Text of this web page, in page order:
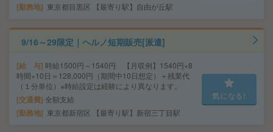
勤務地 東京都目黒区 【最寄り駅】自由が丘駅
9/16～29限定｜ヘルノ短期販売[派遣]
給 与 時給1500円～1540円 【月収例】1540円×8
時間×10日＝128,000円（期間中10日想定）＋残業代
（１分単位）※時給設定は経験により異なります。
交通費 全額支給
勤務地 東京都新宿区 【最寄り駅】新宿三丁目駅
気になる!